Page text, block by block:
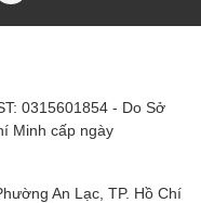
0315601854 - Do Sở
Minh cấp ngày
An Lạc, TP. Hồ Chí